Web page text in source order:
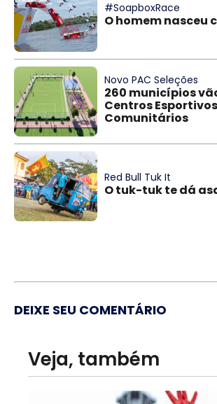
#SoapboxRace
O homem nasceu
Novo PAC Seleções
260 municípios
Centros Esportivos
Comunitários
Red Bull Tuk It
O tuk-tuk te dá
DEIXE SEU COMENTÁRIO
Veja, também